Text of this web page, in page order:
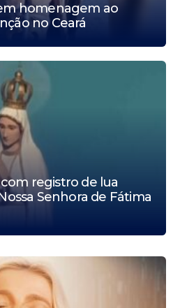
homenagem ao
no Ceará
registro de lua
Senhora de Fátima